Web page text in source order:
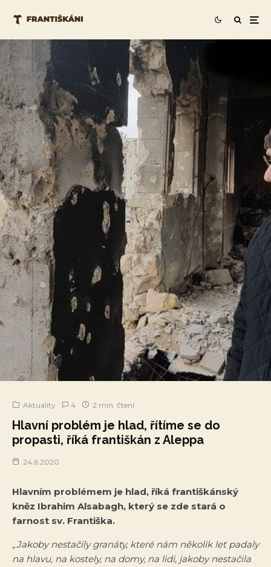
Aktuality 4 2 min. čtení
Hlavní problém je hlad, řítíme se do
propasti, říká františkán z Aleppa
24.6.2020
Hlavním problémem je hlad, říká františkánský
kněz Ibrahim Alsabagh, který se zde stará o
farnost sv. Františka.
„Jakoby nestačily granáty, které nám několik let padaly
na hlavu, na kostely, na domy, na lidi, jakoby nestačila